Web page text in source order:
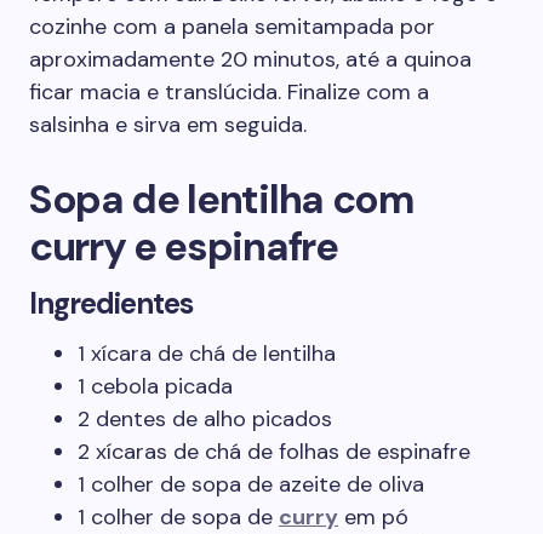
cozinhe com a panela semitampada por
aproximadamente 20 minutos, até a quinoa
ficar macia e translúcida. Finalize com a
salsinha e sirva em seguida.
Sopa de lentilha com
curry e espinafre
Ingredientes
1 xícara de chá de lentilha
1 cebola picada
2 dentes de alho picados
2 xícaras de chá de folhas de espinafre
1 colher de sopa de azeite de oliva
1 colher de sopa de curry em pó